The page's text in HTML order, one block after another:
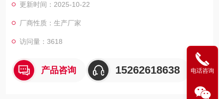
更新时间：2025-10-22
厂商性质：生产厂家
访问量：3618
产品咨询 15262618638 电话咨询